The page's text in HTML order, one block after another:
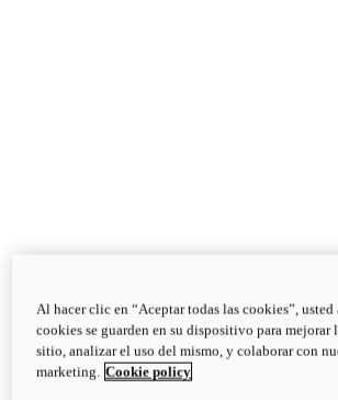
Diavel
V4
Diavel V4
Al hacer clic en “Aceptar todas las cookies”, usted
cookies se guarden en su dispositivo para mejorar
sitio, analizar el uso del mismo, y colaborar con
marketing. Cookie policy